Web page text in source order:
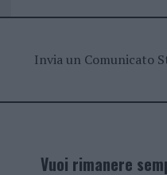
Invia un Comunicato
Vuoi rimanere